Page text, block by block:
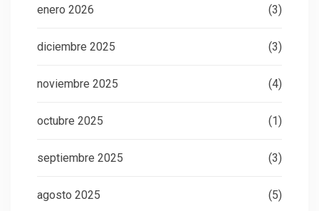
enero 2026 (3)
diciembre 2025 (3)
noviembre 2025 (4)
octubre 2025 (1)
septiembre 2025 (3)
agosto 2025 (5)